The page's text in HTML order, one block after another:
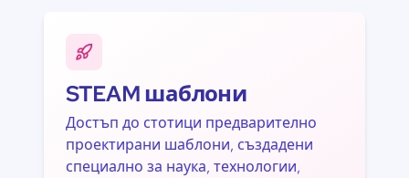
STEAM шаблони
Достъп до стотици предварително
проектирани шаблони, създадени
специално за наука, технологии,